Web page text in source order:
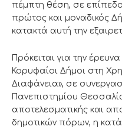
πέμπτη θέση, σε
πρώτος και μοναδικός
κατακτά αυτή την
Πρόκειται για την
Κορυφαίοι Δήμοι στη
Διαφάνεια», σε
Πανεπιστημίου
αποτελεσματικής και
δημοτικών πόρων, η